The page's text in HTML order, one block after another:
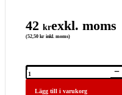
42 krexkl. moms
(52,50 kr inkl. moms)
Reparationssats,
cykelslang
Lägg till i varukorg